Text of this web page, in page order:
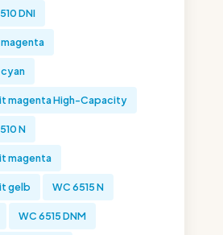
DNI
magenta
cyan
magenta High-Capacity
N
magenta
gelb WC 6515 N
WC 6515 DNM